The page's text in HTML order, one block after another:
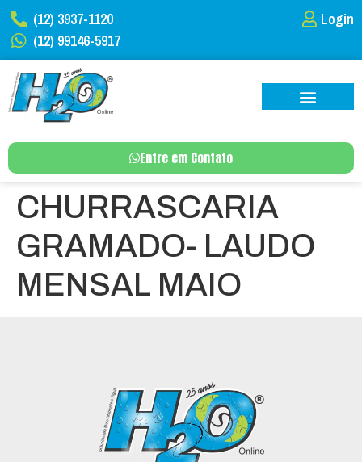
(12) 3937-1120
(12) 99146-5917
Login
Entre em Contato
CHURRASCARIA
GRAMADO- LAUDO
MENSAL MAIO